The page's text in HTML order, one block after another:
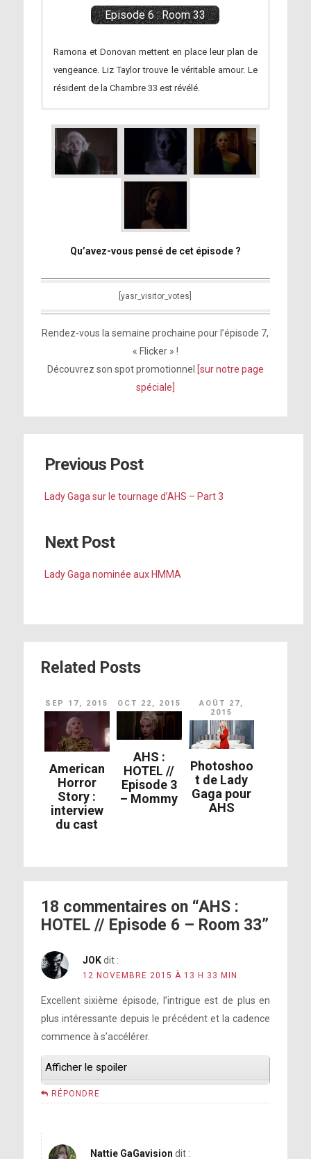
Episode 6 : Room 33
Ramona et Donovan mettent en place leur plan de
vengeance. Liz Taylor trouve le véritable amour. Le
résident de la Chambre 33 est révélé.
[Lecteur streaming // Sans pubs]
Téléchargement
[MegaUpload]//[MightyUpload]
[Lecteur streaming // Sans pubs]
Téléchargement
MKV HD 720p
[1fichier]//[Uploaded]
Audiences TV : 2,64 millions de personnes
Qu’avez-vous pensé de cet épisode ?
[yasr_visitor_votes]
Rendez-vous la semaine prochaine pour l’épisode 7,
« Flicker » !
Découvrez son spot promotionnel [sur notre page
spéciale]
Previous Post
Lady Gaga sur le tournage d’AHS – Part 3
Next Post
Lady Gaga nominée aux HMMA
Related Posts
SEP 17, 2015
American
Horror
Story :
interview
du cast
OCT 22, 2015
AHS :
HOTEL //
Episode 3
– Mommy
AOÛT 27,
2015
Photoshoo
t de Lady
Gaga pour
AHS
18 commentaires on “AHS :
HOTEL // Episode 6 – Room 33”
JOK dit :
12 NOVEMBRE 2015 À 13 H 33 MIN
Excellent sixième épisode, l’intrigue est de plus en
plus intéressante depuis le précédent et la cadence
commence à s’accélérer.
Afficher le spoiler
RÉPONDRE
Nattie GaGavision dit :